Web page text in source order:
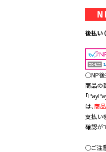
後払い
○NP後
商品の
「
は、商
支払い
確認が
○ご注